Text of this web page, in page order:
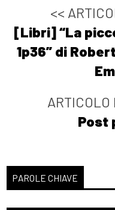
[06]
Katia
Agosto 2021
[11]
morta, di
<<
[Libri] “La
1p36” di
ARTICOLO
Post
PAROLE CHIAVE